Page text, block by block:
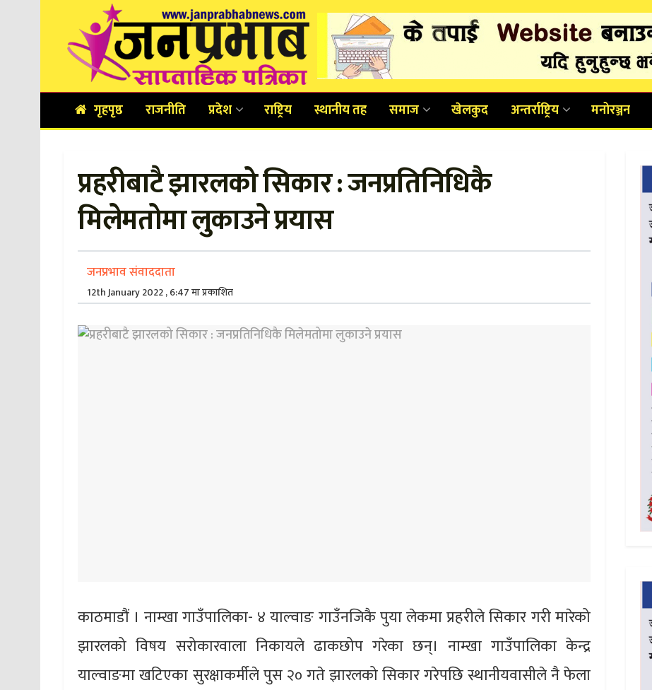
गृहपृष्ठ राजनीति प्रदेश राष्ट्रिय स्थानीय तह समाज खेलकुद अन्तर्राष्ट्रिय मनोरञ्जन
प्रहरीबाटै झारलको सिकार : जनप्रतिनिधिकै
मिलेमतोमा लुकाउने प्रयास
जनप्रभाव संवाददाता
12th January 2022 , 6:47 मा प्रकाशित
काठमाडौं । नाम्खा गाउँपालिका- ४ याल्वाङ गाउँनजिकै पुया लेकमा प्रहरीले सिकार गरी मारेको
झारलको विषय सरोकारवाला निकायले ढाकछोप गरेका छन्। नाम्खा गाउँपालिका केन्द्र
याल्वाङमा खटिएका सुरक्षाकर्मीले पुस २० गते झारलको सिकार गरेपछि स्थानीयवासीले नै फेला